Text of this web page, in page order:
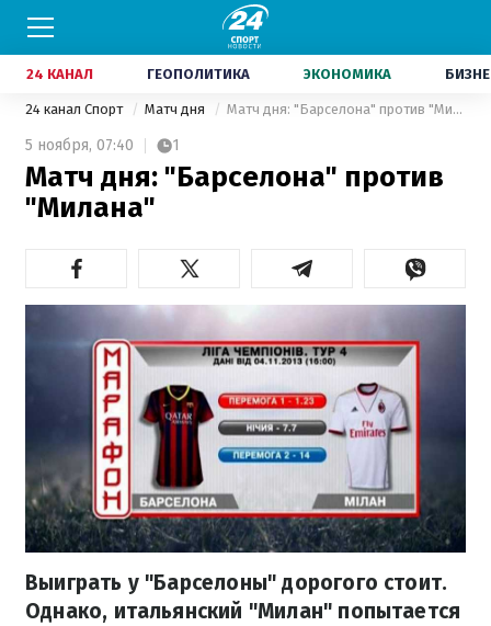
24 КАНАЛ ГЕОПОЛИТИКА ЭКОНОМИКА
24 канал Спорт Матч дня Матч дня: "Барселона" против "Милана"
5 ноября, 07:40 1
Матч дня: "Барселона" против
"Милана"
Выиграть у "Барселоны" дорогого стоит.
Однако, итальянский "Милан" попытается